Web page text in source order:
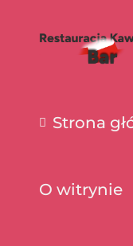
Strona
O witrynie